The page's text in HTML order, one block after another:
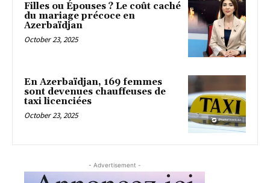
Filles ou Épouses ? Le coût caché
du mariage précoce en
Azerbaïdjan
October 23, 2025
En Azerbaïdjan, 169 femmes
sont devenues chauffeuses de
taxi licenciées
October 23, 2025
- Advertisement -